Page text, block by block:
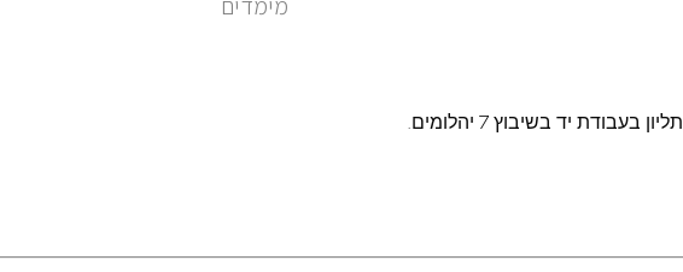
מימדים
תליון בעבודת יד בשיבוץ 7 יהלומים.